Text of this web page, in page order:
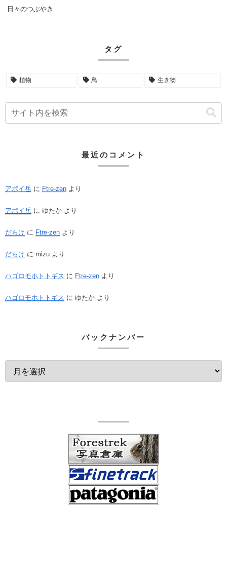
日々のつぶやき
タグ
植物 鳥 生き物
最近のコメント
アポイ岳 に Ftre-zen より
アポイ岳 に ゆたか より
だらけ に Ftre-zen より
だらけ に mizu より
ハゴロモホトトギス に Ftre-zen より
ハゴロモホトトギス に ゆたか より
バックナンバー